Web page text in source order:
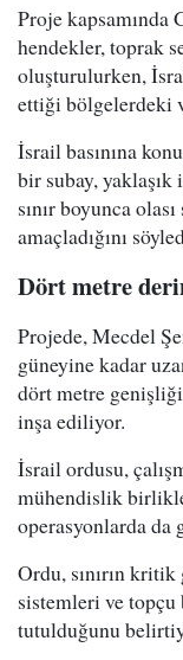
Proje kapsamında
hendekler, toprak
oluşturulurken,
ettiği bölgelerdeki
İsrail basınına
bir subay, yaklaşık
sınır boyunca
amaçladığını
Dört metre
Projede, Mecdel
güneyine kadar
dört metre
inşa ediliyor.
İsrail ordusu,
mühendislik
operasyonlarda da
Ordu, sınırın
sistemleri ve
tutulduğunu